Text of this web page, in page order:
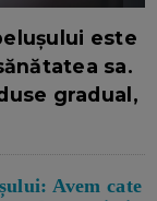
este
sa.
gradual,
Avem cate